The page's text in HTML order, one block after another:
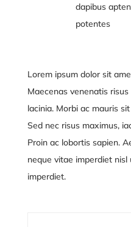
dapibus
potentes
Lorem ipsum dolor sit
Maecenas venenatis
lacinia. Morbi ac mauris
Sed nec risus maximus,
Proin ac lobortis sapien.
neque vitae imperdiet nisl
imperdiet.